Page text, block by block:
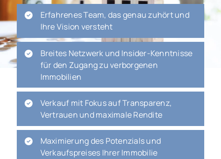
Erfahrenes Team, das genau zuhört und
Ihre Vision versteht
Breites Netzwerk und Insider-Kenntnisse
für den Zugang zu verborgenen
Immobilien
Verkauf mit Fokus auf Transparenz,
Vertrauen und maximale Rendite
Maximierung des Potenzials und
Verkaufspreises Ihrer Immobilie